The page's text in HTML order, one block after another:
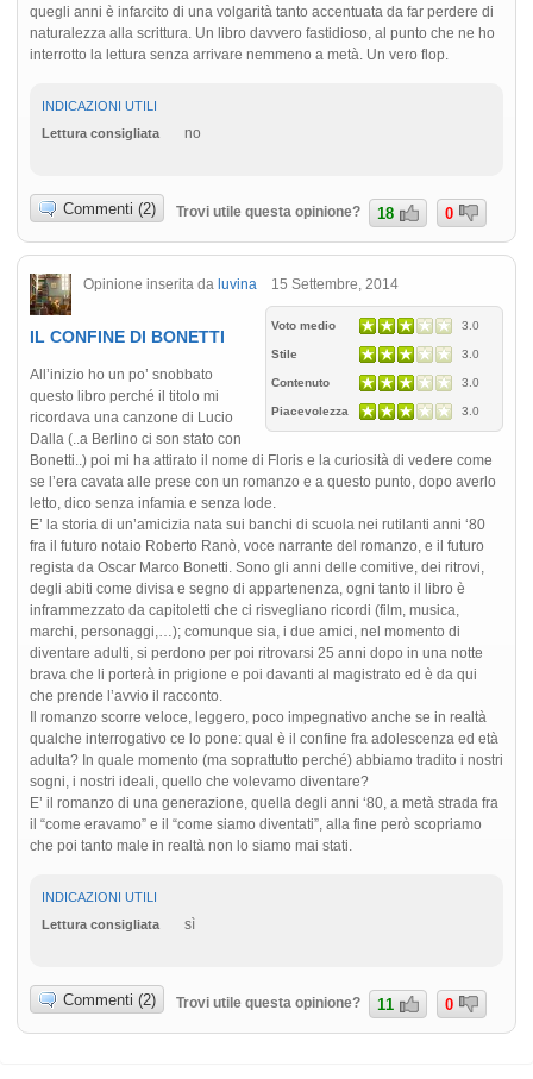
quegli anni è infarcito di una volgarità tanto accentuata da far perdere di
naturalezza alla scrittura. Un libro davvero fastidioso, al punto che ne ho
interrotto la lettura senza arrivare nemmeno a metà. Un vero flop.
INDICAZIONI UTILI
Lettura consigliata
no
Commenti (2) Trovi utile questa opinione? 18 0
Opinione inserita da luvina 15 Settembre, 2014
Voto medio 3.0
Stile 3.0
Contenuto 3.0
Piacevolezza 3.0
IL CONFINE DI BONETTI
All’inizio ho un po’ snobbato
questo libro perché il titolo mi
ricordava una canzone di Lucio
Dalla (..a Berlino ci son stato con
Bonetti..) poi mi ha attirato il nome di Floris e la curiosità di vedere come
se l’era cavata alle prese con un romanzo e a questo punto, dopo averlo
letto, dico senza infamia e senza lode.
E’ la storia di un’amicizia nata sui banchi di scuola nei rutilanti anni ‘80
fra il futuro notaio Roberto Ranò, voce narrante del romanzo, e il futuro
regista da Oscar Marco Bonetti. Sono gli anni delle comitive, dei ritrovi,
degli abiti come divisa e segno di appartenenza, ogni tanto il libro è
inframmezzato da capitoletti che ci risvegliano ricordi (film, musica,
marchi, personaggi,…); comunque sia, i due amici, nel momento di
diventare adulti, si perdono per poi ritrovarsi 25 anni dopo in una notte
brava che li porterà in prigione e poi davanti al magistrato ed è da qui
che prende l’avvio il racconto.
Il romanzo scorre veloce, leggero, poco impegnativo anche se in realtà
qualche interrogativo ce lo pone: qual è il confine fra adolescenza ed età
adulta? In quale momento (ma soprattutto perché) abbiamo tradito i nostri
sogni, i nostri ideali, quello che volevamo diventare?
E’ il romanzo di una generazione, quella degli anni ‘80, a metà strada fra
il “come eravamo” e il “come siamo diventati”, alla fine però scopriamo
che poi tanto male in realtà non lo siamo mai stati.
INDICAZIONI UTILI
Lettura consigliata
sì
Commenti (2) Trovi utile questa opinione? 11 0